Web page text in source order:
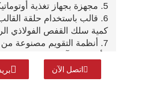
5. مجهزة بجهاز تغذية أوتوماتيكي، وسهلة التشغيل وتحسين الكفاءة.
6. قالب باستخدام حلقة
كمية سلك القفص الفولاذي
7. أنظمة التقويم مصنوعة
اتصل الآن